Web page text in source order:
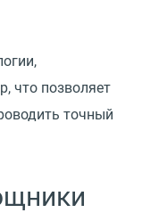
что позволяет
точный